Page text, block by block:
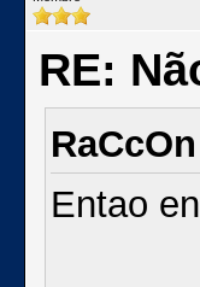
RE:
Entao